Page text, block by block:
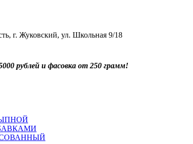
г. Жуковский, ул. Школьная 9/18
рублей и фасовка от 250 грамм!